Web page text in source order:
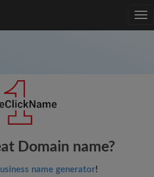
Domain name?
name generator!